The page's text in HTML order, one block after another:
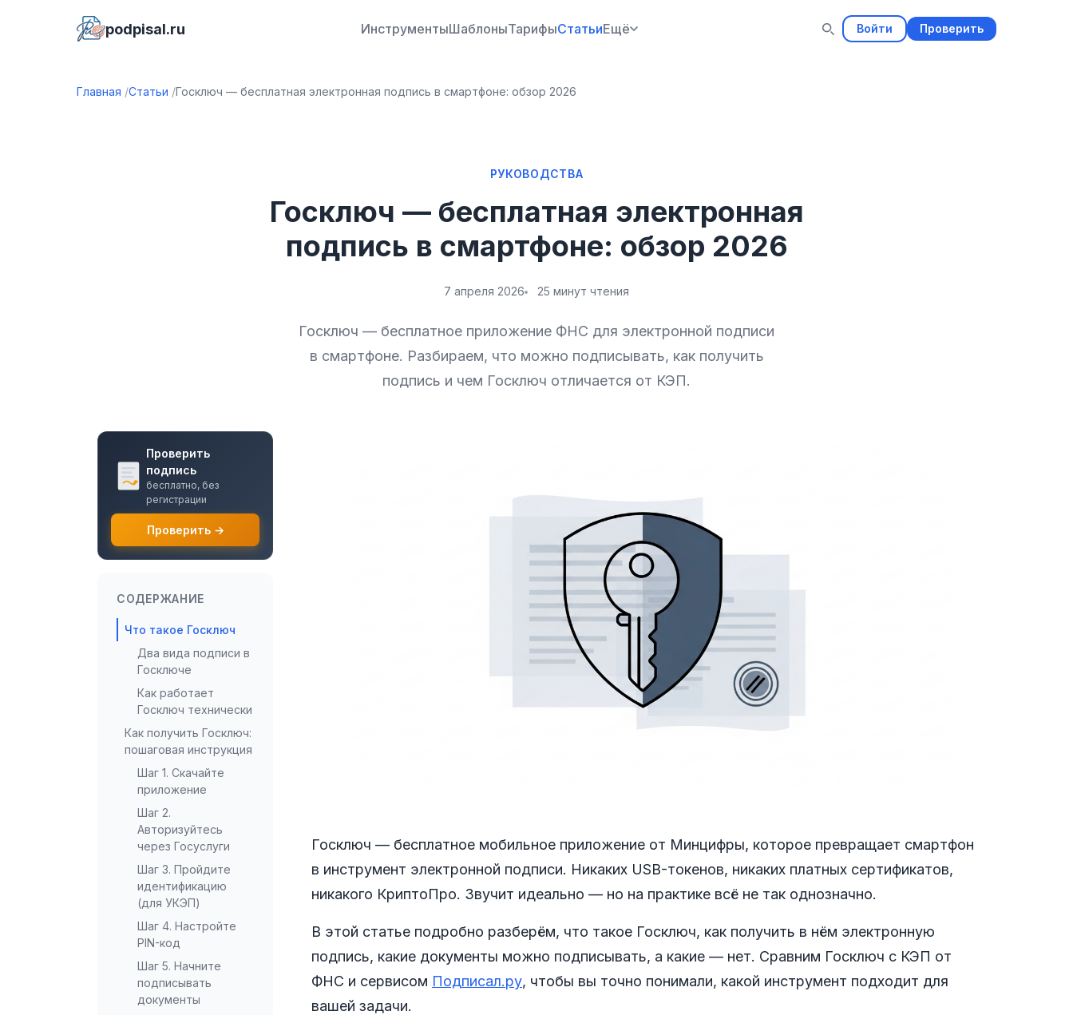
podpisal.ru ИнструментыШаблоныТарифыСтатьиЕщё Войти Проверить
Главная Статьи Госключ — бесплатная электронная подпись в смартфоне: обзор 2026
РУКОВОДСТВА
Госключ — бесплатная электронная
подпись в смартфоне: обзор 2026
7 апреля 2026 25 минут чтения
Госключ — бесплатное приложение ФНС для электронной подписи
в смартфоне. Разбираем, что можно подписывать, как получить
подпись и чем Госключ отличается от КЭП.
Проверить
подпись
бесплатно, без
регистрации
Проверить →
СОДЕРЖАНИЕ
Что такое Госключ
Два вида подписи в
Госключе
Как работает
Госключ технически
Как получить Госключ:
пошаговая инструкция
Шаг 1. Скачайте
приложение
Шаг 2.
Авторизуйтесь
через Госуслуги
Шаг 3. Пройдите
идентификацию
(для УКЭП)
Шаг 4. Настройте
PIN-код
Шаг 5. Начните
подписывать
документы
Госключ — бесплатное мобильное приложение от Минцифры, которое превращает смартфон
в инструмент электронной подписи. Никаких USB-токенов, никаких платных сертификатов,
никакого КриптоПро. Звучит идеально — но на практике всё не так однозначно.
В этой статье подробно разберём, что такое Госключ, как получить в нём электронную
подпись, какие документы можно подписывать, а какие — нет. Сравним Госключ с КЭП от
ФНС и сервисом Подписал.ру, чтобы вы точно понимали, какой инструмент подходит для
вашей задачи.